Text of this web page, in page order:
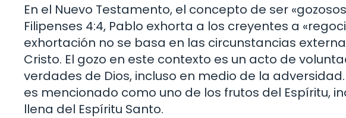
En el Nuevo Testamento, el concepto de ser
Filipenses 4:4, Pablo exhorta a los creyentes a
exhortación no se basa en las circunstancias
Cristo. El gozo en este contexto es un acto de
verdades de Dios, incluso en medio de la
es mencionado como uno de los frutos del Espíritu,
llena del Espíritu Santo.